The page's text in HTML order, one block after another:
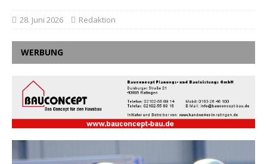
28. Juni 2026 Redaktion
WERBUNG